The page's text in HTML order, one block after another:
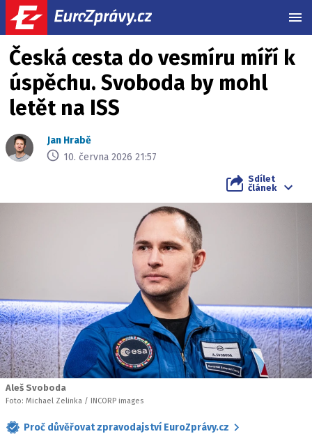
Česká cesta do vesmíru míří k
úspěchu. Svoboda by mohl
letět na ISS
Jan Hrabě
10. června 2026 21:57
Sdílet
článek
Aleš Svoboda
Foto: Michael Zelinka / INCORP images
Proč důvěřovat zpravodajství EuroZprávy.cz